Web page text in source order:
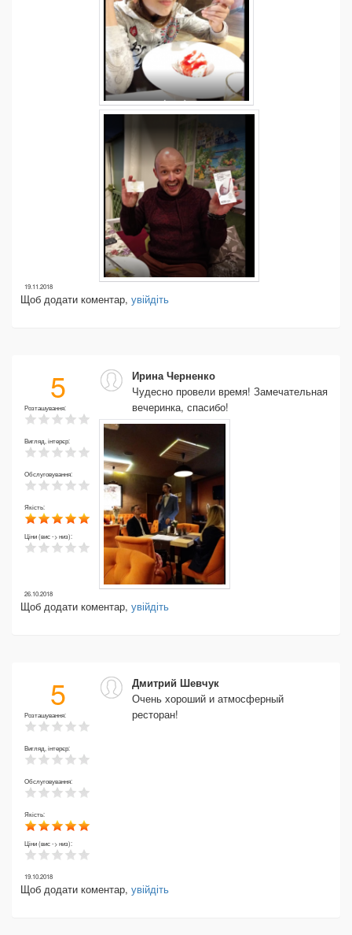
19.11.2018
Щоб додати коментар, увійдіть
5
Розташування:
Вигляд, інтерєр:
Обслуговування:
Якість:
Ціни (вис -> низ):
Ирина Черненко
Чудесно провели время! Замечательная
вечеринка, спасибо!
26.10.2018
Щоб додати коментар, увійдіть
5
Розташування:
Вигляд, інтерєр:
Обслуговування:
Якість:
Ціни (вис -> низ):
Дмитрий Шевчук
Очень хороший и атмосферный
ресторан!
19.10.2018
Щоб додати коментар, увійдіть